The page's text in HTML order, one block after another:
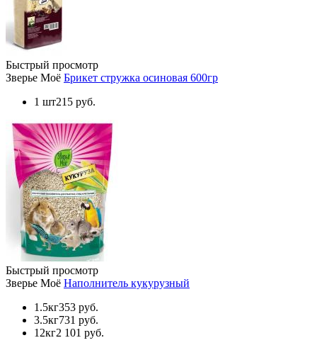
Быстрый просмотр
Зверье Моё Брикет стружка осиновая 600гр
1 шт215 руб.
Быстрый просмотр
Зверье Моё Наполнитель кукурузный
1.5кг353 руб.
3.5кг731 руб.
12кг2 101 руб.